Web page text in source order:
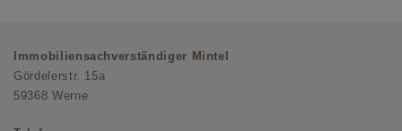
Immobiliensachverständiger Mintel
Gördelerstr. 15a
59368 Werne